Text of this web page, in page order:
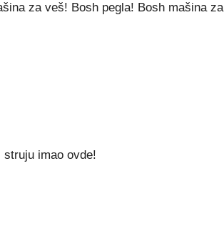
za veš! Bosh pegla! Bosh mašina za
imao ovde!